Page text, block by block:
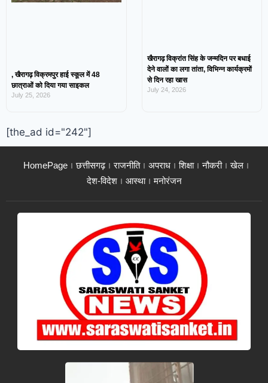
, खैरागढ़ विक्रमपुर हाई स्कूल में 48
छात्राओं को दिया गया साइकल
July 25, 2026
खैरागढ़ विक्रांत सिंह के जन्मदिन पर बधाई
देने वालों का लगा तांता, विभिन्न कार्यक्रमों
से दिन रहा खास
July 24, 2026
[the_ad id="242"]
HomePage छत्तीसगढ़ राजनीति अपराध शिक्षा नौकरी
खेल
देश-विदेश
आस्था मनोरंजन